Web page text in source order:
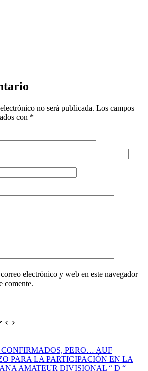
no será publicada. Los campos
con *
electrónico y web en este navegador
comente.
PERO… AUF
PARA LA PARTICIPACIÓN EN LA
AMATEUR DIVISIONAL “ D “